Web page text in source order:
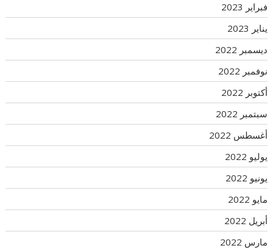
فبراير 2023
يناير 2023
ديسمبر 2022
نوفمبر 2022
أكتوبر 2022
سبتمبر 2022
أغسطس 2022
يوليو 2022
يونيو 2022
مايو 2022
أبريل 2022
مارس 2022